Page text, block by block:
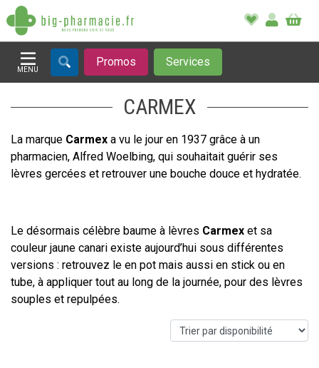
MENU
Afficher la navigation
Promos Services
CARMEX
La marque Carmex a vu le jour en 1937 grâce à un
pharmacien, Alfred Woelbing, qui souhaitait guérir ses
lèvres gercées et retrouver une bouche douce et hydratée.
Le désormais célèbre baume à lèvres Carmex et sa
couleur jaune canari existe aujourd’hui sous différentes
versions : retrouvez le en pot mais aussi en stick ou en
tube, à appliquer tout au long de la journée, pour des lèvres
souples et repulpées.